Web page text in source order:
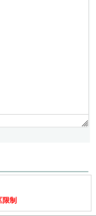
制